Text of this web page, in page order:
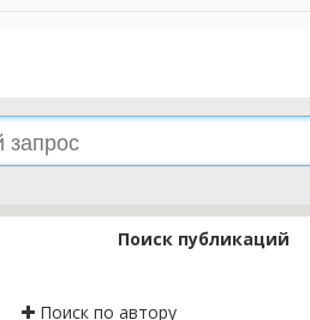
Поиск публикаций
Поиск по автору